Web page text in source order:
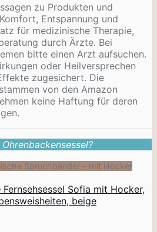
zu Produkten und
Entspannung und
für medizinische Therapie,
durch Ärzte. Bei
bitte einen Arzt aufsuchen.
oder Heilversprechen
zugesichert. Die
von den Amazon
keine Haftung für deren
Spruchbänder - mit Hocker
Fernsehsessel Sofia mit Hocker,
beige